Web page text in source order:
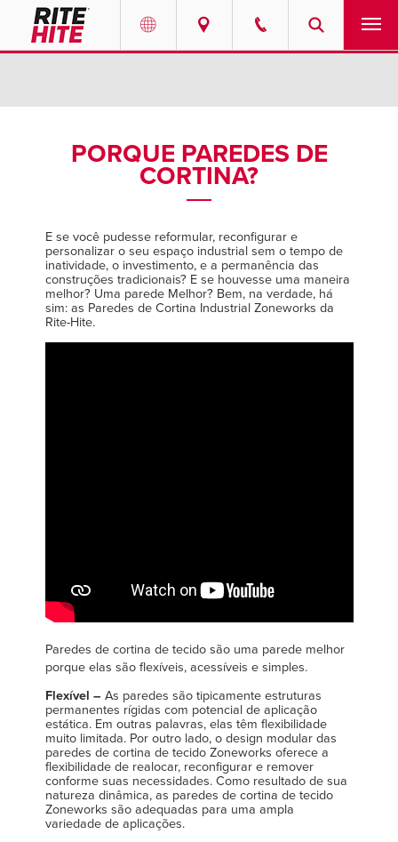
Portuguese
EUROPE
English
中文
MIDDLE EAST/AFRICA
English
SOLUÇÕES
CONTATO
NOTÍCIAS
PORQUE PAREDES DE
CORTINA?
E se você pudesse reformular, reconfigurar e
personalizar o seu espaço industrial sem o tempo de
inatividade, o investimento, e a permanência das
construções tradicionais? E se houvesse uma maneira
melhor? Uma parede Melhor? Bem, na verdade, há
sim: as Paredes de Cortina Industrial Zoneworks da
Rite-Hite.
Paredes de cortina de tecido são uma parede melhor
porque elas são flexíveis, acessíveis e simples.
Flexível – As paredes são tipicamente estruturas
permanentes rígidas com potencial de aplicação
estática. Em outras palavras, elas têm flexibilidade
muito limitada. Por outro lado, o design modular das
paredes de cortina de tecido Zoneworks oferece a
flexibilidade de realocar, reconfigurar e remover
conforme suas necessidades. Como resultado de sua
natureza dinâmica, as paredes de cortina de tecido
Zoneworks são adequadas para uma ampla
variedade de aplicações.